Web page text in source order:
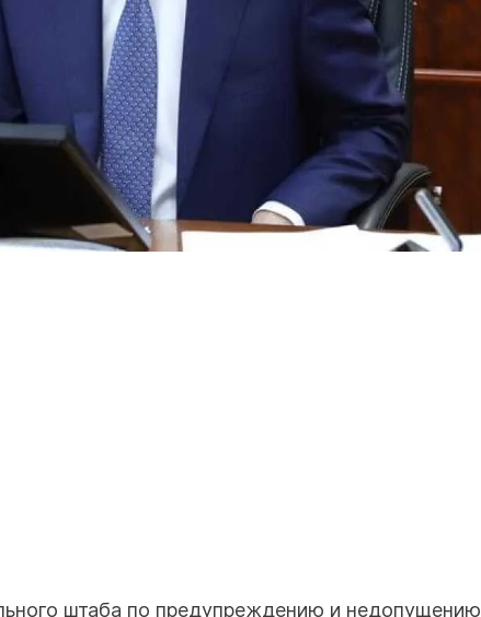
штаба по предупреждению и недопущению